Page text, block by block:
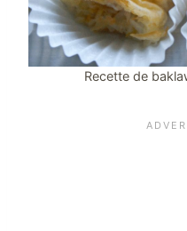
Recette de